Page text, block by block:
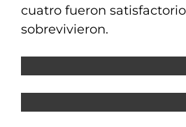
cuatro fueron
sobrevivieron.